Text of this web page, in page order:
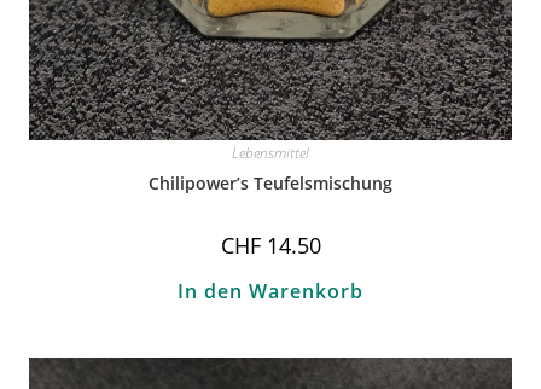
Lebensmittel
Chilipower’s Teufelsmischung
CHF14.50
In den Warenkorb